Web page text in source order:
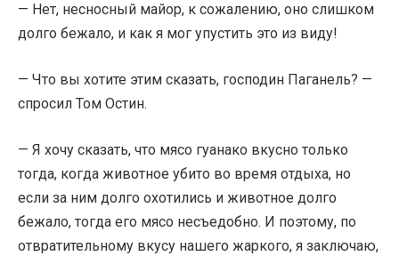
— Нет, несносный майор, к сожалению, оно слишком
долго бежало, и как я мог упустить это из виду!
— Что вы хотите этим сказать, господин Паганель? —
спросил Том Остин.
— Я хочу сказать, что мясо гуанако вкусно только
тогда, когда животное убито во время отдыха, но
если за ним долго охотились и животное долго
бежало, тогда его мясо несъедобно. И поэтому, по
отвратительному вкусу нашего жаркого, я заключаю,